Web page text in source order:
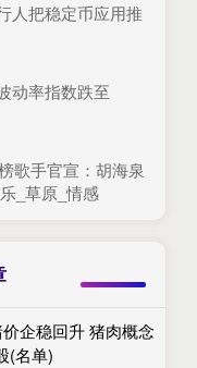
人把稳定币应用推
动率指数跌至
歌手官宣：胡海泉
_草原_情感
企稳回升 猪肉概念
(名单)